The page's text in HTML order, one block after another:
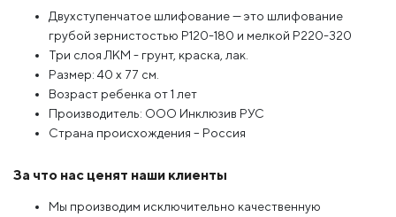
Двухступенчатое шлифование — это шлифование
грубой зернистостью Р120-180 и мелкой Р220-320
Три слоя ЛКМ - грунт, краска, лак.
Размер: 40 x 77 см.
Возраст ребенка от 1 лет
Производитель: ООО Инклюзив РУС
Страна происхождения – Россия
За что нас ценят наши клиенты
Мы производим исключительно качественную